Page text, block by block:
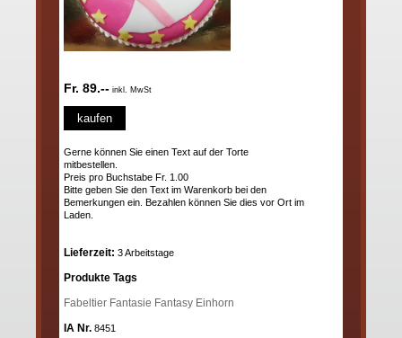
Fr. 89.-- inkl. MwSt
kaufen
Gerne können Sie einen Text auf der Torte
mitbestellen.
Preis pro Buchstabe Fr. 1.00
Bitte geben Sie den Text im Warenkorb bei den
Bemerkungen ein. Bezahlen können Sie dies vor Ort im
Laden.
Lieferzeit: 3 Arbeitstage
Produkte Tags
Fabeltier Fantasie Fantasy Einhorn
IA Nr. 8451